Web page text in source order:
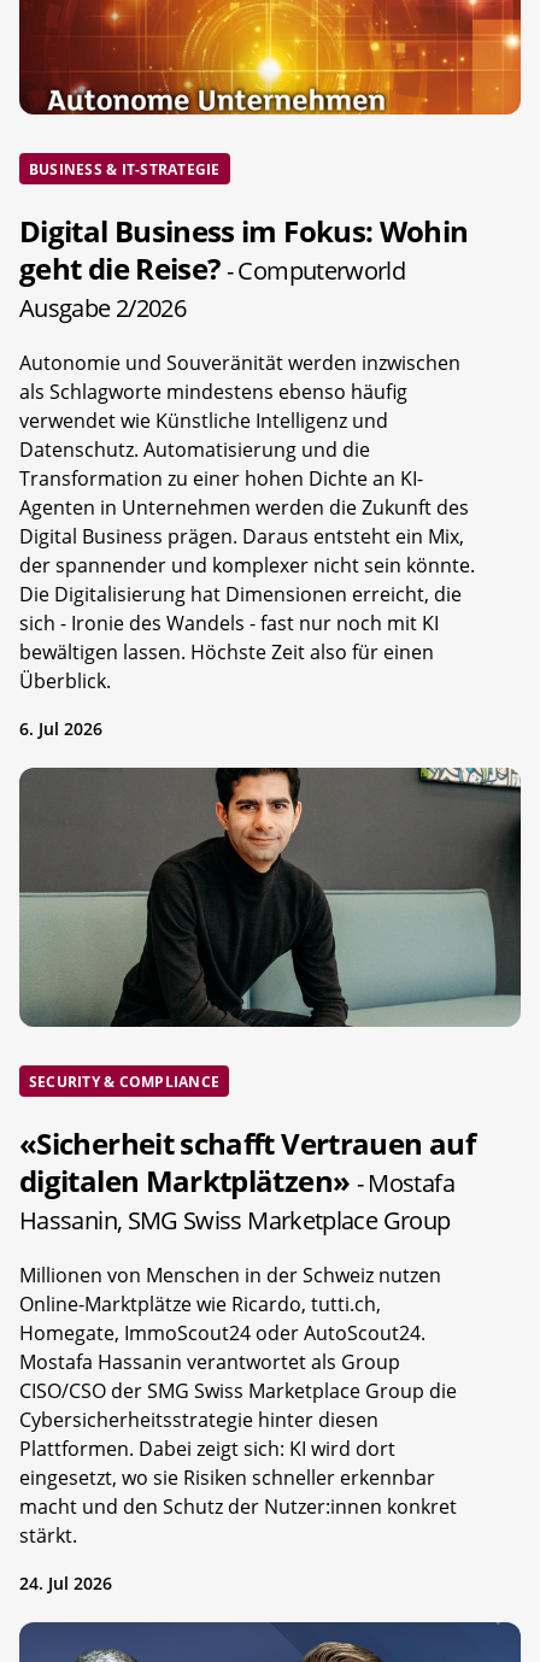
BUSINESS & IT-STRATEGIE
Digital Business im Fokus: Wohin
geht die Reise?- Computerworld
Ausgabe 2/2026
Autonomie und Souveränität werden inzwischen
als Schlagworte mindestens ebenso häufig
verwendet wie Künstliche Intelligenz und
Datenschutz. Automatisierung und die
Transformation zu einer hohen Dichte an KI-
Agenten in Unternehmen werden die Zukunft des
Digital Business prägen. Daraus entsteht ein Mix,
der spannender und komplexer nicht sein könnte.
Die Digitalisierung hat Dimensionen erreicht, die
sich - Ironie des Wandels - fast nur noch mit KI
bewältigen lassen. Höchste Zeit also für einen
Überblick.
6. Jul 2026
SECURITY & COMPLIANCE
«Sicherheit schafft Vertrauen auf
digitalen Marktplätzen» - Mostafa
Hassanin, SMG Swiss Marketplace Group
Millionen von Menschen in der Schweiz nutzen
Online-Marktplätze wie Ricardo, tutti.ch,
Homegate, ImmoScout24 oder AutoScout24.
Mostafa Hassanin verantwortet als Group
CISO/CSO der SMG Swiss Marketplace Group die
Cybersicherheitsstrategie hinter diesen
Plattformen. Dabei zeigt sich: KI wird dort
eingesetzt, wo sie Risiken schneller erkennbar
macht und den Schutz der Nutzer:innen konkret
stärkt.
24. Jul 2026